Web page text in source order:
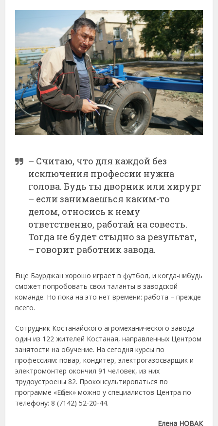
– Считаю, что для каждой без
исключения профессии нужна
голова. Будь ты дворник или хирург
– если занимаешься каким-то
делом, относись к нему
ответственно, работай на совесть.
Тогда не будет стыдно за результат,
– говорит работник завода.
Еще Баурджан хорошо играет в футбол, и когда-нибудь
сможет попробовать свои таланты в заводской
команде. Но пока на это нет времени: работа – прежде
всего.
Сотрудник Костанайского агромеханического завода –
один из 122 жителей Костаная, направленных Центром
занятости на обучение. На сегодня курсы по
профессиям: повар, кондитер, электрогазосварщик и
электромонтер окончил 91 человек, из них
трудоустроены 82. Проконсультироваться по
программе «Еңбек» можно у специалистов Центра по
телефону: 8 (7142) 52-20-44.
Елена НОВАК